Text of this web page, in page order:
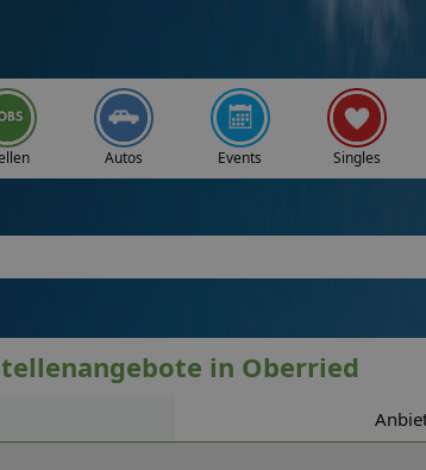
Autos Events Singles
in Oberried